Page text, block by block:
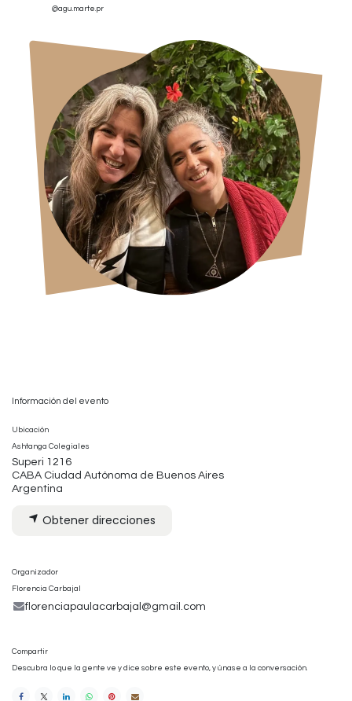
@agu.marte.pr
Información del evento
Ubicación
Ashtanga Colegiales
Superi 1216
CABA Ciudad Autónoma de Buenos Aires
Argentina
Obtener direcciones
Organizador
Florencia Carbajal
florenciapaulacarbajal@gmail.com
Compartir
Descubra lo que la gente ve y dice sobre este evento, y únase a la conversación.